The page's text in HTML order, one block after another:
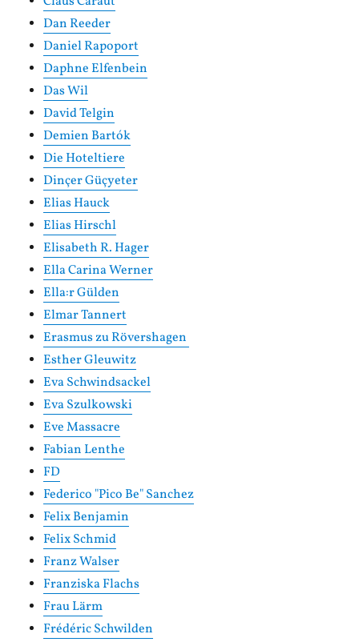
Dan Reeder
Daniel Rapoport
Daphne Elfenbein
Das Wil
David Telgin
Demien Bartók
Die Hoteltiere
Dinçer Güçyeter
Elias Hauck
Elias Hirschl
Elisabeth R. Hager
Ella Carina Werner
Ella:r Gülden
Elmar Tannert
Erasmus zu Rövershagen
Esther Gleuwitz
Eva Schwindsackel
Eva Szulkowski
Eve Massacre
Fabian Lenthe
FD
Federico "Pico Be" Sanchez
Felix Benjamin
Felix Schmid
Franz Walser
Franziska Flachs
Frau Lärm
Frédéric Schwilden